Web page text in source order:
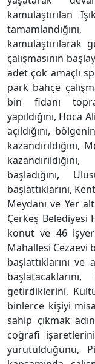
kamulaştırılan
kamulaştırılarak
çalışmasının
adet çok amaçlı
park bahçe
bin fidanı
yapıldığını, Hoca
açıldığını,
kazandırıldığını,
başladığını,
başlattıklarını,
Meydanı ve Yer
Çerkeş Belediyesi
konut ve 46
Mahallesi Cezaevi
başlattıklarını
getirdiklerini,
binlerce kişiyi
sahip çıkmak
coğrafi
yürütüldüğünü,